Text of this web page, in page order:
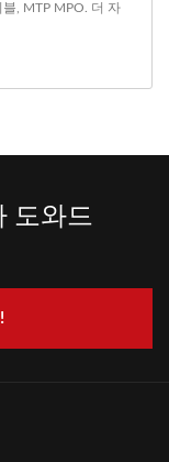
블 MTP MPO . 더 자
도와드